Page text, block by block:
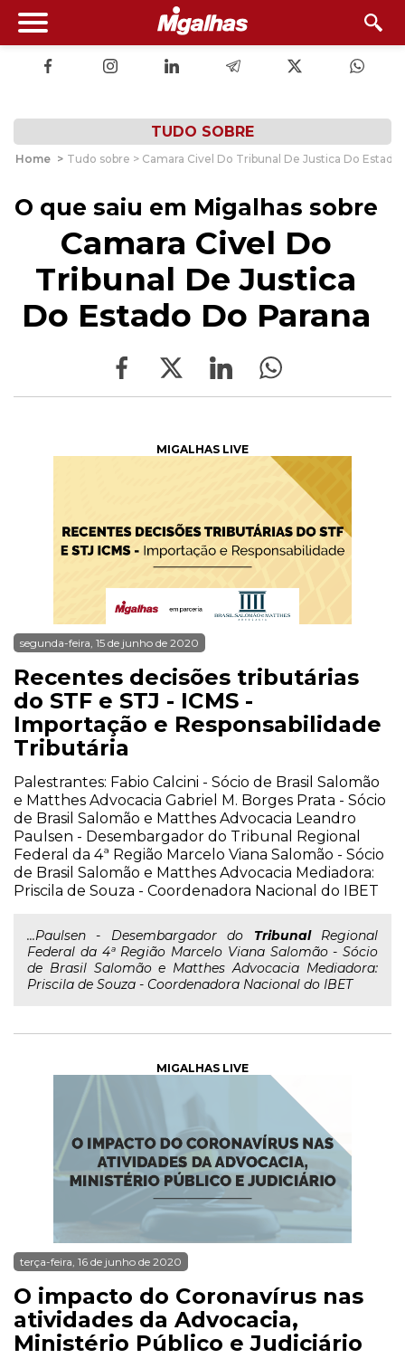
TUDO SOBRE
Home > Tudo sobre > Camara Civel Do Tribunal De Justica Do Estado
O que saiu em Migalhas sobre
Camara Civel Do
Tribunal De Justica
Do Estado Do Parana
MIGALHAS LIVE
segunda-feira, 15 de junho de 2020
Recentes decisões tributárias
do STF e STJ - ICMS -
Importação e Responsabilidade
Tributária
Palestrantes: Fabio Calcini - Sócio de Brasil Salomão
e Matthes Advocacia Gabriel M. Borges Prata - Sócio
de Brasil Salomão e Matthes Advocacia Leandro
Paulsen - Desembargador do Tribunal Regional
Federal da 4ª Região Marcelo Viana Salomão - Sócio
de Brasil Salomão e Matthes Advocacia Mediadora:
Priscila de Souza - Coordenadora Nacional do IBET
...Paulsen - Desembargador do TribunalRegional
Federal da 4ª Região Marcelo Viana Salomão - Sócio
de Brasil Salomão e Matthes Advocacia Mediadora:
Priscila de Souza - Coordenadora Nacional do IBET
MIGALHAS LIVE
terça-feira, 16 de junho de 2020
O impacto do Coronavírus nas
atividades da Advocacia,
Ministério Público e Judiciário